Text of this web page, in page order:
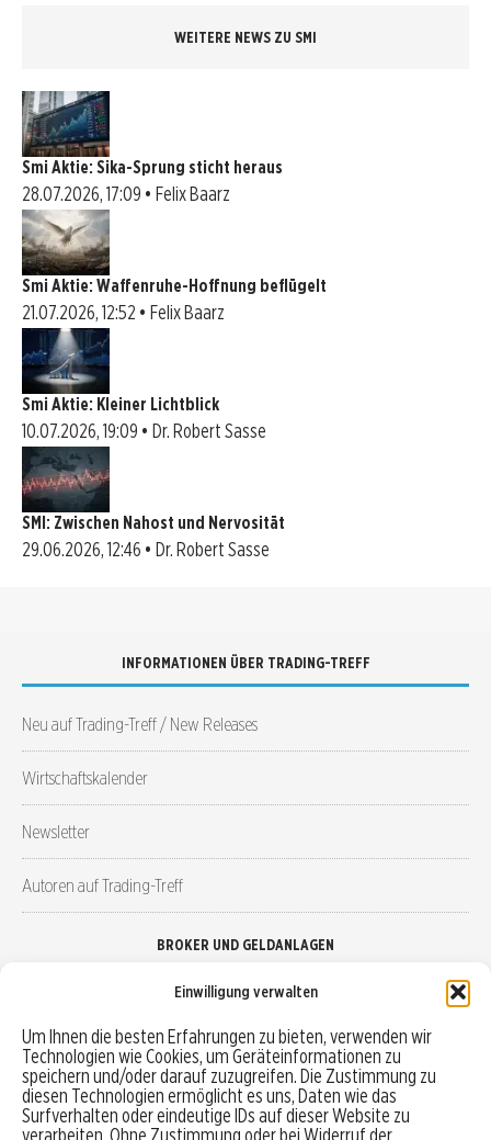
Einwilligung verwalten
Um Ihnen die besten Erfahrungen zu bieten, verwenden wir
Technologien wie Cookies, um Geräteinformationen zu
speichern und/oder darauf zuzugreifen. Die Zustimmung zu
diesen Technologien ermöglicht es uns, Daten wie das
Surfverhalten oder eindeutige IDs auf dieser Website zu
verarbeiten. Ohne Zustimmung oder bei Widerruf der
WEITERE NEWS ZU SMI
Smi Aktie: Sika-Sprung sticht heraus
28.07.2026, 17:09 • Felix Baarz
Smi Aktie: Waffenruhe-Hoffnung beflügelt
21.07.2026, 12:52 • Felix Baarz
Smi Aktie: Kleiner Lichtblick
10.07.2026, 19:09 • Dr. Robert Sasse
SMI: Zwischen Nahost und Nervosität
29.06.2026, 12:46 • Dr. Robert Sasse
INFORMATIONEN ÜBER TRADING-TREFF
Neu auf Trading-Treff / New Releases
Wirtschaftskalender
Newsletter
Autoren auf Trading-Treff
BROKER UND GELDANLAGEN
Robo-Advisor vergleichen
Depotvergleich